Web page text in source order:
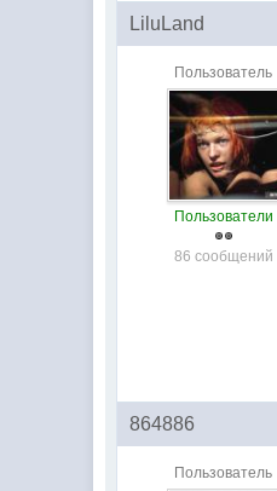
LiluLand
Пользователь
Пользователи
86 сообщений
864886
Пользователь